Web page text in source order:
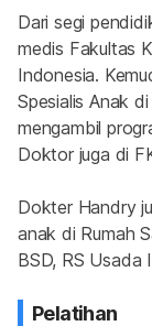
Dari segi
medis Fakultas
Indonesia.
Spesialis Anak
mengambil
Doktor juga di
Dokter Handry
anak di Rumah
BSD, RS Usada
Pelatihan